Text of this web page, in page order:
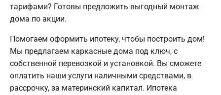
тарифами? Готовы предложить выгодный монтаж
дома по акции.
Помогаем оформить ипотеку, чтобы построить дом!
Мы предлагаем каркасные дома под ключ, с
собственной перевозкой и установкой. Вы сможете
оплатить наши услуги наличными средствами, в
рассрочку, за материнский капитал. Ипотека